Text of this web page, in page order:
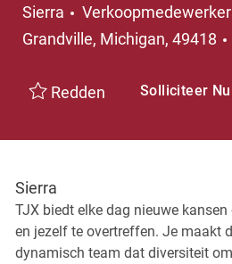
Sierra Categorie
Grandville, Michigan, 49418
Redden Solliciteer Nu
Sierra
TJX biedt elke dag nieuwe kansen
en jezelf te overtreffen. Je maakt
dynamisch team dat diversiteit